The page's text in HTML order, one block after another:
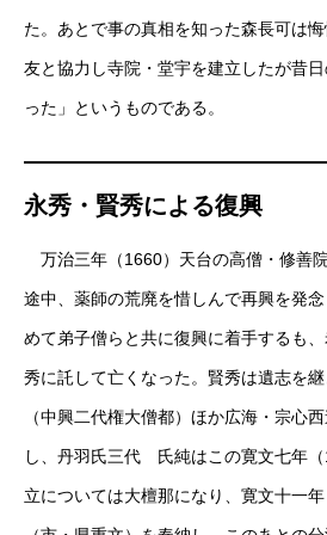
た。あとで事の真相を知った森長可は
友と協力し寺院・堂宇を建立したが昔
った」というものである。
永秀・賢秀による復興
万治三年（1660）天台の高僧・修善
途中、薬師の荒廃を惜しんで再興を発
めて弟子僧らと共に復興に着手するも
秀に託して亡くなった。賢秀は遺志を
（中興二代権大僧都）ほか広海・宗心
し、丹羽氏三代 氏純はこの寛文七年
立については大檀那になり、寛文十一